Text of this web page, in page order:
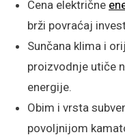
Cena električne
brži povraćaj
Sunčana klima i
proizvodnje utiče
energije.
Obim i vrsta
povoljnijom